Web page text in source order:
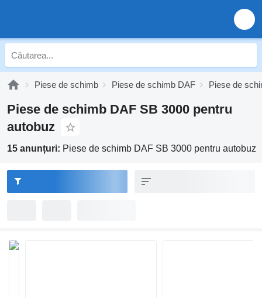
Piese de schimb Piese de schimb DAF Piese de
Piese de schimb DAF SB 3000 pentru
autobuz
15 anunțuri: Piese de schimb DAF SB 3000 pentru autobuz